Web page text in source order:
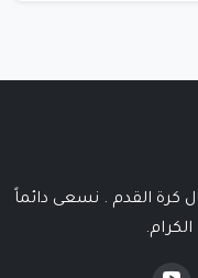
كرة القدم . نسعى دائماً